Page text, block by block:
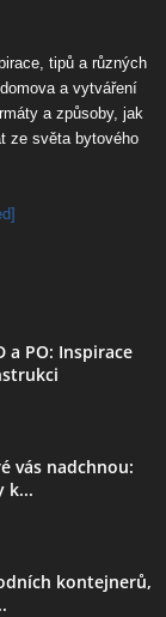
tipů a různých
a vytváření
a způsoby, jak
ze světa bytového
a PO: Inspirace
vás nadchnou:
k...
kontejnerů,